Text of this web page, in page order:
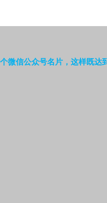
微信公众号名片，这样既达